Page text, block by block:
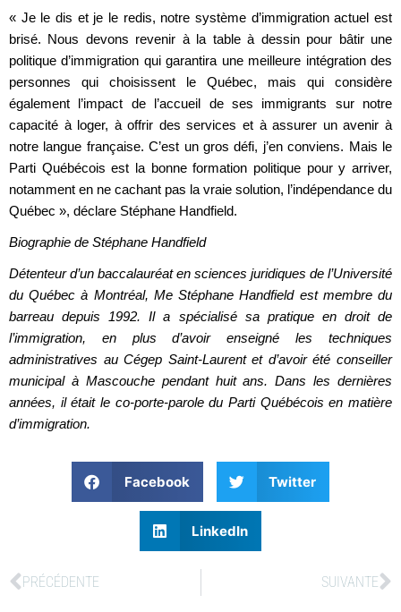
« Je le dis et je le redis, notre système d’immigration actuel est
brisé. Nous devons revenir à la table à dessin pour bâtir une
politique d’immigration qui garantira une meilleure intégration des
personnes qui choisissent le Québec, mais qui considère
également l’impact de l’accueil de ses immigrants sur notre
capacité à loger, à offrir des services et à assurer un avenir à
notre langue française. C’est un gros défi, j’en conviens. Mais le
Parti Québécois est la bonne formation politique pour y arriver,
notamment en ne cachant pas la vraie solution, l’indépendance du
Québec », déclare Stéphane Handfield.
Biographie de Stéphane Handfield
Détenteur d’un baccalauréat en sciences juridiques de l’Université
du Québec à Montréal, Me Stéphane Handfield est membre du
barreau depuis 1992. Il a spécialisé sa pratique en droit de
l’immigration, en plus d’avoir enseigné les techniques
administratives au Cégep Saint-Laurent et d’avoir été conseiller
municipal à Mascouche pendant huit ans. Dans les dernières
années, il était le co-porte-parole du Parti Québécois en matière
d’immigration.
Facebook Twitter
LinkedIn
PRÉCÉDENTE SUIVANTE